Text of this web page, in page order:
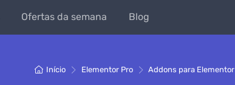
Ofertas da semana Blog
Início Elementor Pro Addons para Elementor